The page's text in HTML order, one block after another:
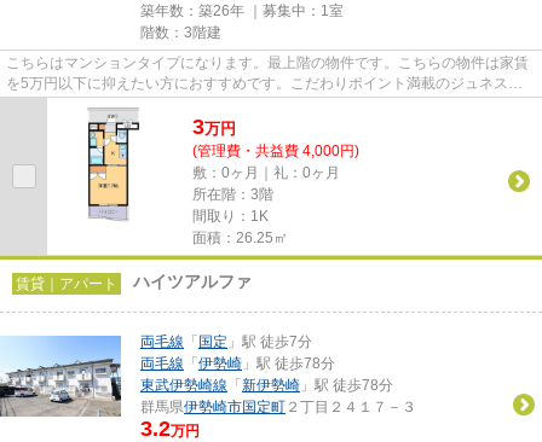
築年数：築26年 ｜募集中： 1室
階数：3階建
こちらはマンションタイプになります。最上階の物件です。こちらの物件は家賃
を5万円以下に抑えたい方におすすめです。こだわりポイント満載のジュネスマ
ンション。実際に物件をご覧に...
3万円
(管理費・共益費 4,000円)
敷：0ヶ月｜礼：0ヶ月
所在階：3階
間取り：1K
面積：26.25㎡
賃貸｜アパート ハイツアルファ
両毛線 「 国定 」駅 徒歩7分
両毛線 「 伊勢崎 」駅 徒歩78分
東武伊勢崎線 「 新伊勢崎 」駅 徒歩78分
群馬県伊勢崎市国定町 ２丁目２４１７－３
3.2万円